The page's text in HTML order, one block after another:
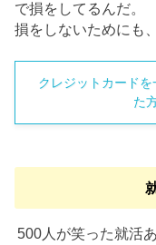
で損をしてるんだ。
損をしないためにも
クレジットカード
た
500人が笑った就活